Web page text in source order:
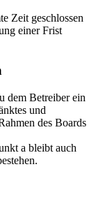
Zeit geschlossen
einer Frist
dem Betreiber ein
und
des Boards
a bleibt auch